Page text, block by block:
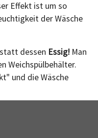
Effekt ist um so
der Wäsche
dessen Essig! Man
Weichspülbehälter.
und die Wäsche